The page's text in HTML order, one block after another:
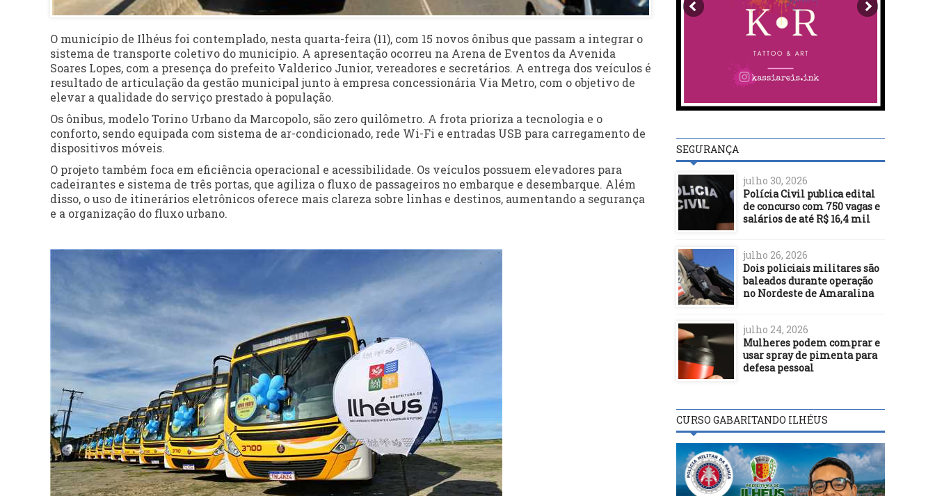
O município de Ilhéus foi contemplado, nesta quarta-feira (11), com 15 novos ônibus que passam a integrar o
sistema de transporte coletivo do município. A apresentação ocorreu na Arena de Eventos da Avenida
Soares Lopes, com a presença do prefeito Valderico Junior, vereadores e secretários. A entrega dos veículos é
resultado de articulação da gestão municipal junto à empresa concessionária Via Metro, com o objetivo de
elevar a qualidade do serviço prestado à população.
Os ônibus, modelo Torino Urbano da Marcopolo, são zero quilômetro. A frota prioriza a tecnologia e o
conforto, sendo equipada com sistema de ar-condicionado, rede Wi-Fi e entradas USB para carregamento de
dispositivos móveis.
O projeto também foca em eficiência operacional e acessibilidade. Os veículos possuem elevadores para
cadeirantes e sistema de três portas, que agiliza o fluxo de passageiros no embarque e desembarque. Além
disso, o uso de itinerários eletrônicos oferece mais clareza sobre linhas e destinos, aumentando a segurança
e a organização do fluxo urbano.
SEGURANÇA
julho 30, 2026
Polícia Civil publica edital
de concurso com 750 vagas e
salários de até R$ 16,4 mil
julho 26, 2026
Dois policiais militares são
baleados durante operação
no Nordeste de Amaralina
julho 24, 2026
Mulheres podem comprar e
usar spray de pimenta para
defesa pessoal
CURSO GABARITANDO ILHÉUS